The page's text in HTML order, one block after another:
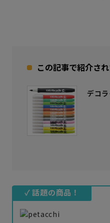
この記事で紹介さ
デコ
✓ 話題の商品！